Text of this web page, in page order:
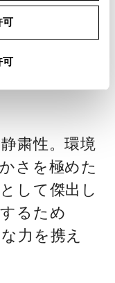
可
可
ーに
満ち
粛性。環境
さを極めた
して傑出し
るため
力を携え